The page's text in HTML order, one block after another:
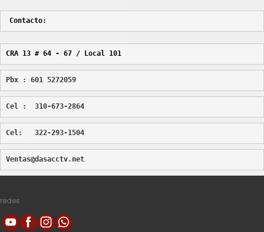
Contacto:
CRA 13 # 64 - 67 / Local 101
Pbx : 601 5272059
Cel :  310-673-2864
Cel:   322-293-1504
Ventas@dasacctv.net
redes